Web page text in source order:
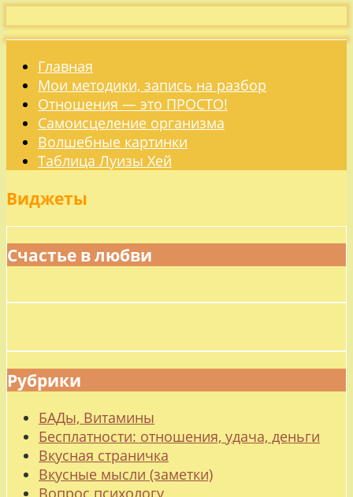
Главная
Мои методики, запись на разбор
Отношения — это ПРОСТО!
Самоисцеление организма
Волшебные картинки
Таблица Луизы Хей
Виджеты
Счастье в любви
Рубрики
БАДы, Витамины
Бесплатности: отношения, удача, деньги
Вкусная страничка
Вкусные мысли (заметки)